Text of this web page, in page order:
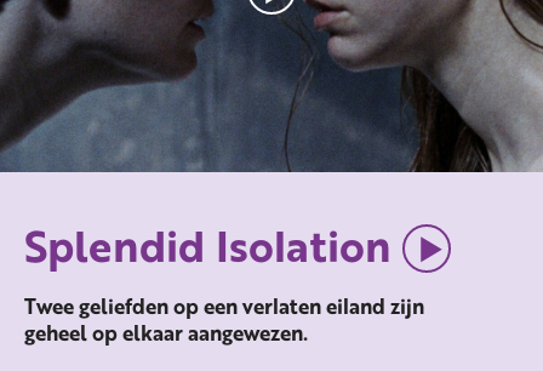
Splendid Isolation
Twee geliefden op een verlaten eiland zijn
geheel op elkaar aangewezen.